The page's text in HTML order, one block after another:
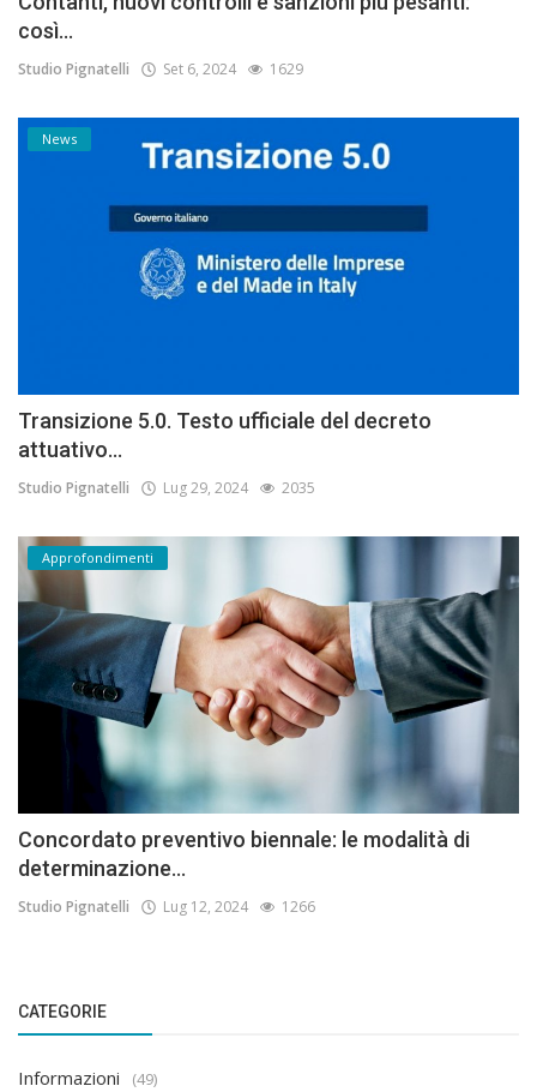
così...
Studio Pignatelli Set 6, 2024 1629
News
Transizione 5.0. Testo ufficiale del decreto
attuativo...
Studio Pignatelli Lug 29, 2024 2035
Approfondimenti
Concordato preventivo biennale: le modalità di
determinazione...
Studio Pignatelli Lug 12, 2024 1266
CATEGORIE
Informazioni (49)